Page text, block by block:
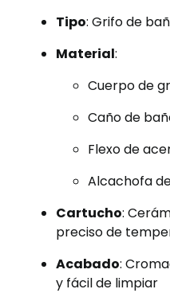
Tipo: Grifo de
Material:
Cuerpo de
Caño de
Flexo de
Alcachofa
Cartucho:
preciso de
Acabado:
y fácil de limpiar